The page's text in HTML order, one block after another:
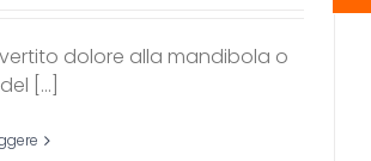
dolore alla mandibola o
[...]